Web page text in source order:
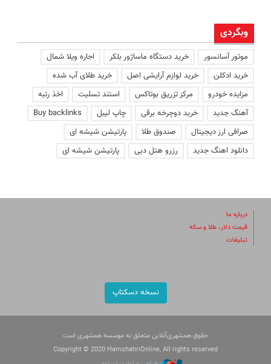
وبگردی
موتور آسانسور خرید دستگاه ماساژور بلکر
اجاره ویلا شمال
خرید ادکلن
خرید لوازم آرایشی اصل
خرید طلای آب شده
مزایده خودرو
مرکز تزریق بوتاکس استند تسلیت
اخذ رتبه
آهنگ جدید
خرید دوچرخه برقی چاپ لیبل
Buy backlinks
صرافی ارز دیجیتال
صندوق طلا
پارتیشن شیشه ای
دانلود اهنگ جدید
رزرو هتل دبی پارتیشن شیشه ای
درباره ما
قیمت دلار، طلا و سکه
تبلیغات
نسخه دسکتاپ
حقوق همشهری‌آنلاین متعلق به موسسه همشهری است
Copyright © 2020 HamshahriOnline, All rights reserved